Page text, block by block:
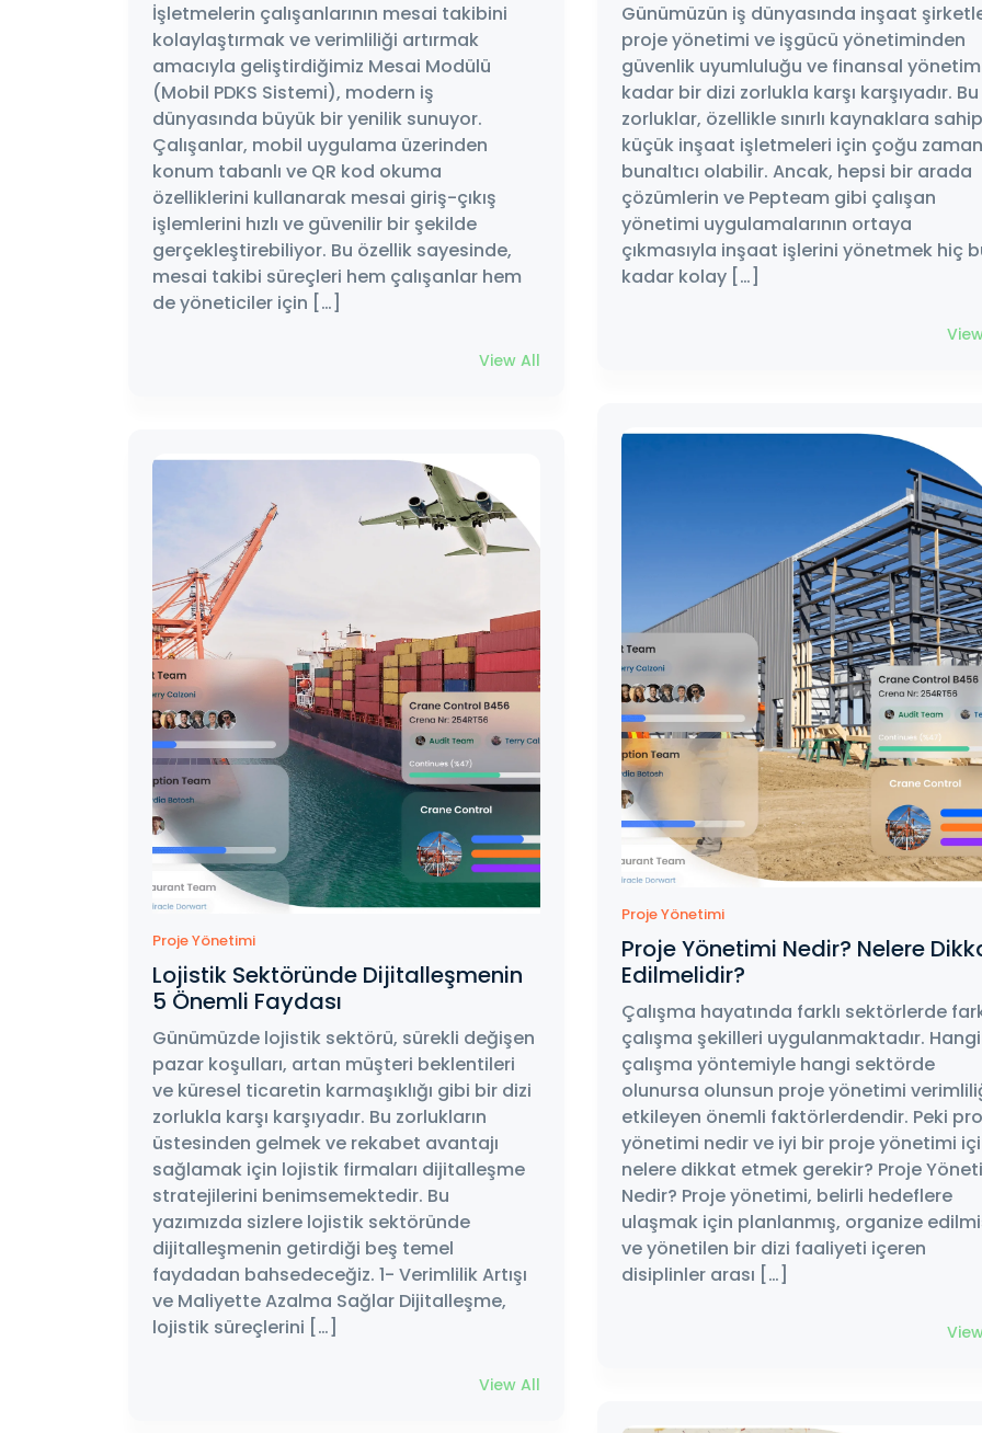
İşletmelerin çalışanlarının mesai takibini
kolaylaştırmak ve verimliliği artırmak
amacıyla geliştirdiğimiz Mesai Modülü
(Mobil PDKS Sistemi), modern iş
dünyasında büyük bir yenilik sunuyor.
Çalışanlar, mobil uygulama üzerinden
konum tabanlı ve QR kod okuma
özelliklerini kullanarak mesai giriş-çıkış
işlemlerini hızlı ve güvenilir bir şekilde
gerçekleştirebiliyor. Bu özellik sayesinde,
mesai takibi süreçleri hem çalışanlar hem
de yöneticiler için […]
View All
Proje Yönetimi
Lojistik Sektöründe Dijitalleşmenin
5 Önemli Faydası
Günümüzde lojistik sektörü, sürekli değişen
pazar koşulları, artan müşteri beklentileri
ve küresel ticaretin karmaşıklığı gibi bir dizi
zorlukla karşı karşıyadır. Bu zorlukların
üstesinden gelmek ve rekabet avantajı
sağlamak için lojistik firmaları dijitalleşme
stratejilerini benimsemektedir. Bu
yazımızda sizlere lojistik sektöründe
dijitalleşmenin getirdiği beş temel
faydadan bahsedeceğiz. 1- Verimlilik Artışı
ve Maliyette Azalma Sağlar Dijitalleşme,
lojistik süreçlerini […]
View All
Günümüzün iş dünyasında inşaat
proje yönetimi ve işgücü yönetiminden
güvenlik uyumluluğu ve finansal
kadar bir dizi zorlukla karşı karşıyadır. Bu
zorluklar, özellikle sınırlı kaynaklara sahip
küçük inşaat işletmeleri için çoğu zaman
bunaltıcı olabilir. Ancak, hepsi bir arada
çözümlerin ve Pepteam gibi çalışan
yönetimi uygulamalarının ortaya
çıkmasıyla inşaat işlerini yönetmek hiç
kadar kolay […]
Proje Yönetimi
Proje Yönetimi Nedir? Nelere
Edilmelidir?
Çalışma hayatında farklı sektörlerde
çalışma şekilleri uygulanmaktadır. Hangi
çalışma yöntemiyle hangi sektörde
olunursa olunsun proje yönetimi
etkileyen önemli faktörlerdendir. Peki
yönetimi nedir ve iyi bir proje yönetimi
nelere dikkat etmek gerekir? Proje
Nedir? Proje yönetimi, belirli hedeflere
ulaşmak için planlanmış, organize
ve yönetilen bir dizi faaliyeti içeren
disiplinler arası […]